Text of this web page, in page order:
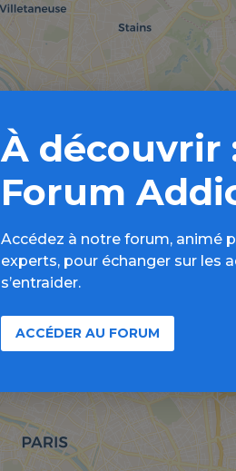
À découvrir
Forum
Accédez à notre forum, animé
experts, pour échanger sur les
s’entraider.
ACCÉDER AU FORUM